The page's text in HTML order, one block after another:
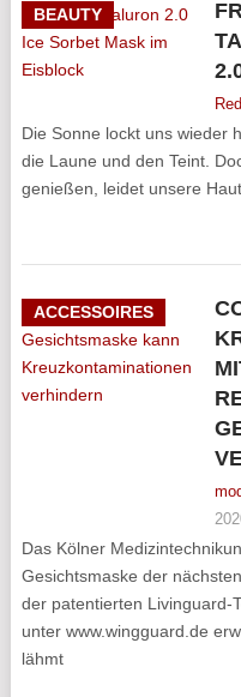
BEAUTY
.0
Die Sonne lockt uns wieder
die Laune und den Teint.
genießen, leidet unsere
ACCESSOIRES
Das Kölner
Gesichtsmaske der
der patentierten Livinguard-
unter www.wingguard.de
lähmt